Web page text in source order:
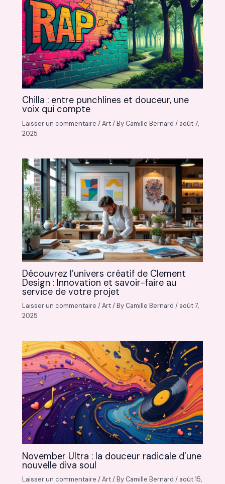
Chilla : entre punchlines et douceur, une
voix qui compte
Laisser un commentaire /Art/ By Camille Bernard/ août 7,
2025
Découvrez l’univers créatif de Clement
Design : Innovation et savoir-faire au
service de votre projet
Laisser un commentaire /Art/ By Camille Bernard/ août 7,
2025
November Ultra : la douceur radicale d’une
nouvelle diva soul
Laisser un commentaire /Art/ By Camille Bernard/ août 15,